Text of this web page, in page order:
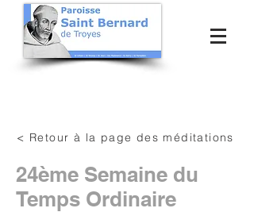
< Retour à la page des méditations
24ème Semaine du
Temps Ordinaire